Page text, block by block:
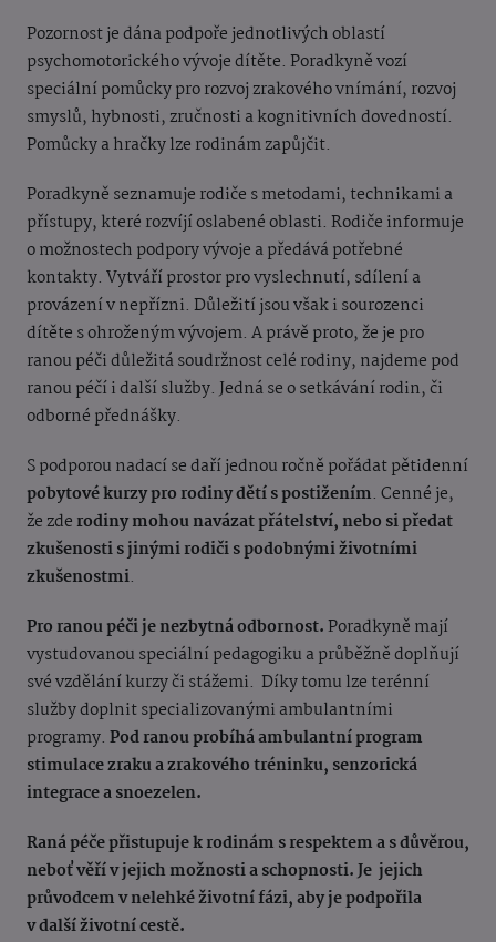
Pozornost je dána podpoře jednotlivých oblastí
psychomotorického vývoje dítěte. Poradkyně vozí
speciální pomůcky pro rozvoj zrakového vnímání, rozvoj
smyslů, hybnosti, zručnosti a kognitivních dovedností.
Pomůcky a hračky lze rodinám zapůjčit.
Poradkyně seznamuje rodiče s metodami, technikami a
přístupy, které rozvíjí oslabené oblasti. Rodiče informuje
o možnostech podpory vývoje a předává potřebné
kontakty. Vytváří prostor pro vyslechnutí, sdílení a
provázení v nepřízni. Důležití jsou však i sourozenci
dítěte s ohroženým vývojem. A právě proto, že je pro
ranou péči důležitá soudržnost celé rodiny, najdeme pod
ranou péčí i další služby. Jedná se o setkávání rodin, či
odborné přednášky.
S podporou nadací se daří jednou ročně pořádat pětidenní
pobytové kurzy pro rodiny dětí s postižením. Cenné je,
že zderodiny mohou navázat přátelství, nebo si předat
zkušenosti s jinými rodiči s podobnými životními
zkušenostmi.
Pro ranou péči je nezbytná odbornost.Poradkyně mají
vystudovanou speciální pedagogiku a průběžně doplňují
své vzdělání kurzy či stážemi. Díky tomu lze terénní
služby doplnit specializovanými ambulantními
programy. Pod ranou probíhá ambulantní program
stimulace zraku a zrakového tréninku, senzorická
integrace a snoezelen.
Raná péče přistupuje k rodinám s respektem a s důvěrou,
neboť věří v jejich možnosti a schopnosti. Je jejich
průvodcem v nelehké životní fázi, aby je podpořila
v další životní cestě.